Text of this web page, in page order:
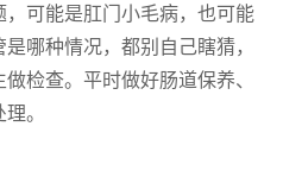
可能是肛门小毛病，也可能
哪种情况，都别自己瞎猜，
检查。平时做好肠道保养、
。